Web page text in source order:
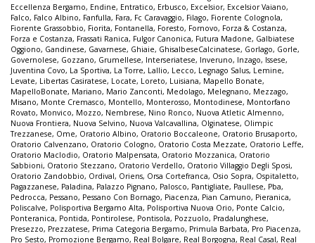
Eccellenza Bergamo, Endine, Entratico, Erbusco, Excelsior, Excelsior Vaiano,
Falco, Falco Albino, Fanfulla, Fara, Fc Caravaggio, Filago, Fiorente Colognola,
Fiorente Grassobbio, Fiorita, Fontanella, Foresto, Fornovo, Forza & Costanza,
Forza e Costanza, Frassati Ranica, Fulgor Canonica, Futura Madone, Galbiatese
Oggiono, Gandinese, Gavarnese, Ghiaie, GhisalbeseCalcinatese, Gorlago, Gorle,
Governolese, Gozzano, Grumellese, Interseriatese, Inveruno, Inzago, Issese,
Juventina Covo, La Sportiva, La Torre, Lallio, Lecco, Legnago Salus, Lemine,
Levate, Libertas Casiratese, Locate, Loreto, Luisiana, Mapello Bonate,
MapelloBonate, Mariano, Mario Zanconti, Medolago, Melegnano, Mezzago,
Misano, Monte Cremasco, Montello, Monterosso, Montodinese, Montorfano
Rovato, Monvico, Mozzo, Nembrese, Nino Ronco, Nuova Atletic Almenno,
Nuova Frontiera, Nuova Selvino, Nuova Valcavallina, Olginatese, Olimpic
Trezzanese, Ome, Oratorio Albino, Oratorio Boccaleone, Oratorio Brusaporto,
Oratorio Calvenzano, Oratorio Cologno, Oratorio Costa Mezzate, Oratorio Leffe,
Oratorio Maclodio, Oratorio Malpensata, Oratorio Mozzanica, Oratorio
Sabbioni, Oratorio Stezzano, Oratorio Verdello, Oratorio Villaggio Degli Sposi,
Oratorio Zandobbio, Ordival, Oriens, Orsa Cortefranca, Osio Sopra, Ospitaletto,
Pagazzanese, Paladina, Palazzo Pignano, Palosco, Pantigliate, Paullese, Pba,
Pedrocca, Pessano, Pessano Con Bornago, Piacenza, Pian Camuno, Pieranica,
Poliscalve, Polisportiva Bergamo Alta, Polisportiva Nuova Orio, Ponte Calcio,
Ponteranica, Pontida, Pontirolese, Pontisola, Pozzuolo, Pradalunghese,
Presezzo, Prezzatese, Prima Categoria Bergamo, Primula Barbata, Pro Piacenza,
Pro Sesto, Promozione Bergamo, Real Bolgare, Real Borgogna, Real Casal, Real